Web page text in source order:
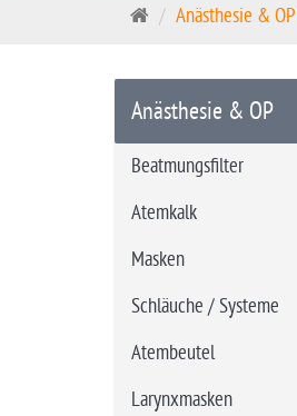
S
r
s
i
Anästhesie & OP
Anästhesie & OP
Beatmungsfilter
Atemkalk
Masken
Schläuche / Systeme
Atembeutel
Larynxmasken